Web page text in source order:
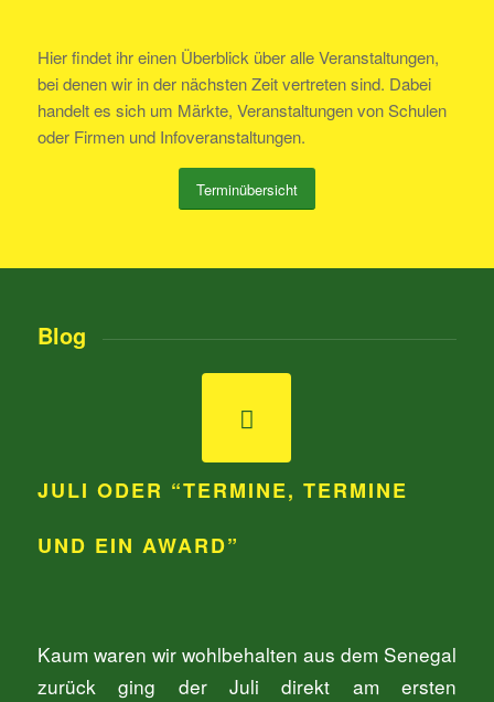
Hier findet ihr einen Überblick über alle Veranstaltungen,
bei denen wir in der nächsten Zeit vertreten sind. Dabei
handelt es sich um Märkte, Veranstaltungen von Schulen
oder Firmen und Infoveranstaltungen.
Terminübersicht
Blog
JULI ODER “TERMINE, TERMINE
UND EIN AWARD”
Kaum waren wir wohlbehalten aus dem Senegal
zurück ging der Juli direkt am ersten